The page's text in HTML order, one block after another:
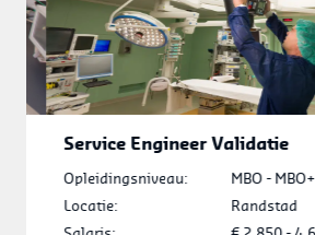
Service Engineer Validatie
Opleidingsniveau:
MBO - MBO+
Locatie:
Randstad